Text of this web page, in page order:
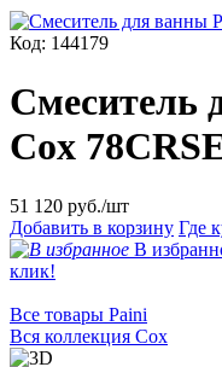
Код: 144179
Смеситель
Cox
51 120 руб./шт
Добавить в корзину Где
В
клик!
Все товары Paini
Вся коллекция Cox